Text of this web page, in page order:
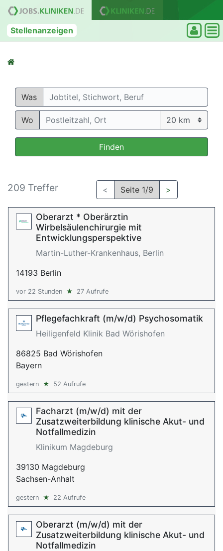
Stellenanzeigen
Was
Wo
Finden
209 Treffer < Seite 1/9 >
Oberarzt * Oberärztin
Wirbelsäulenchirurgie mit
Entwicklungsperspektive
Martin-Luther-Krankenhaus, Berlin
14193 Berlin
vor 22 Stunden ★ 27 Aufrufe
Pflegefachkraft (m/w/d) Psychosomatik
Heiligenfeld Klinik Bad Wörishofen
86825 Bad Wörishofen
Bayern
gestern ★ 52 Aufrufe
Facharzt (m/w/d) mit der
Zusatzweiterbildung klinische Akut- und
Notfallmedizin
Klinikum Magdeburg
39130 Magdeburg
Sachsen-Anhalt
gestern ★ 22 Aufrufe
Oberarzt (m/w/d) mit der
Zusatzweiterbildung klinische Akut- und
Notfallmedizin